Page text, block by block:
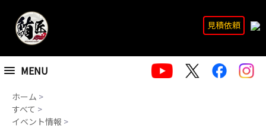
MENU
見積依頼
ホーム >
すべて >
イベント情報 >